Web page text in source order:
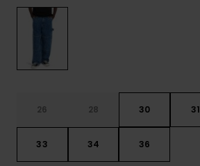
26 28 30 31
33 34 36